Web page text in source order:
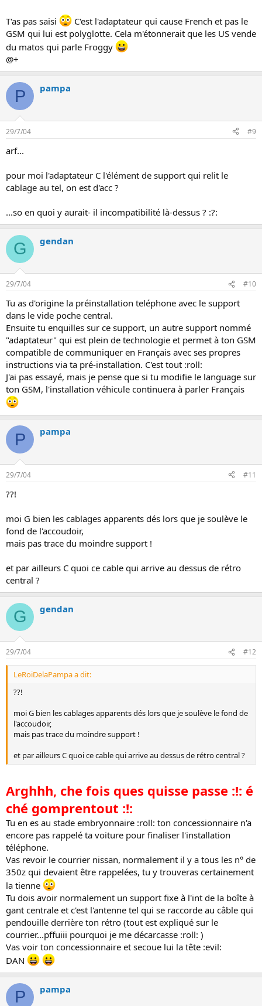
T'as pas saisi
C'est l'adaptateur qui cause French et pas le
GSM qui lui est polyglotte. Cela m'étonnerait que les US vende
du matos qui parle Froggy
@+
P pampa
29/7/04 #9
arf...
pour moi l'adaptateur C l'élément de support qui relit le
cablage au tel, on est d'acc ?
...so en quoi y aurait- il incompatibilité là-dessus ? :?:
G gendan
29/7/04 #10
Tu as d'origine la préinstallation teléphone avec le support
dans le vide poche central.
Ensuite tu enquilles sur ce support, un autre support nommé
"adaptateur" qui est plein de technologie et permet à ton GSM
compatible de communiquer en Français avec ses propres
instructions via ta pré-installation. C'est tout :roll:
J'ai pas essayé, mais je pense que si tu modifie le language sur
ton GSM, l'installation véhicule continuera à parler Français
P pampa
29/7/04 #11
??!
moi G bien les cablages apparents dés lors que je soulève le
fond de l'accoudoir,
mais pas trace du moindre support !
et par ailleurs C quoi ce cable qui arrive au dessus de rétro
central ?
G gendan
29/7/04 #12
LeRoiDelaPampa a dit:
??!
moi G bien les cablages apparents dés lors que je soulève le fond de
l'accoudoir,
mais pas trace du moindre support !
et par ailleurs C quoi ce cable qui arrive au dessus de rétro central ?
Arghhh, che fois ques quisse passe :!: é
ché gomprentout :!:
Tu en es au stade embryonnaire :roll: ton concessionnaire n'a
encore pas rappelé ta voiture pour finaliser l'installation
téléphone.
Vas revoir le courrier nissan, normalement il y a tous les n° de
350z qui devaient être rappelées, tu y trouveras certainement
la tienne
Tu dois avoir normalement un support fixe à l'int de la boîte à
gant centrale et c'est l'antenne tel qui se raccorde au câble qui
pendouille derrière ton rétro (tout est expliqué sur le
courrier...pffuiii pourquoi je me décarcasse :roll: )
Vas voir ton concessionnaire et secoue lui la tête :evil:
DAN
P pampa